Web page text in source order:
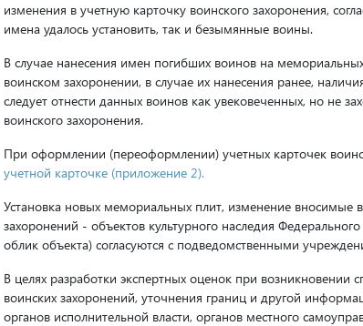
изменения в учетную карточку воинского захоронения,
имена удалось установить, так и безымянные воины.
В случае нанесения имен погибших воинов на
воинском захоронении, в случае их нанесения ранее,
следует отнести данных воинов как увековеченных, но не
воинского захоронения.
При оформлении (переоформлении) учетных карточек
учетной карточке (приложение 2).
Установка новых мемориальных плит, изменение
захоронений - объектов культурного наследия
облик объекта) согласуются с подведомственными
В целях разработки экспертных оценок при
воинских захоронений, уточнения границ и другой
органов исполнительной власти, органов местного